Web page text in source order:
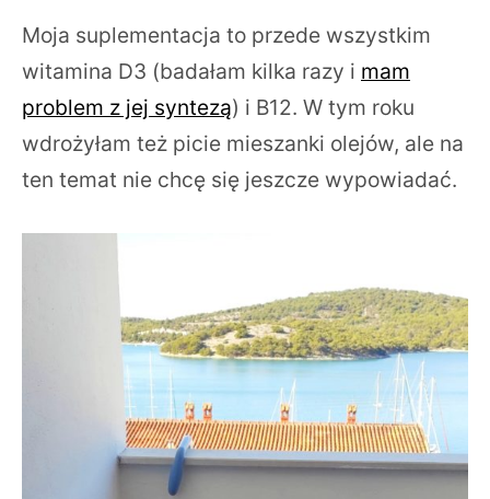
Moja suplementacja to przede wszystkim
witamina D3 (badałam kilka razy i mam
problem z jej syntezą) i B12. W tym roku
wdrożyłam też picie mieszanki olejów, ale na
ten temat nie chcę się jeszcze wypowiadać.